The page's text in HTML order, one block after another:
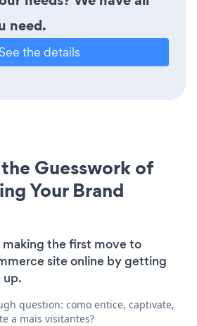
need.
See the details
Guesswork of
Your Brand
the first move to
site online by getting
up.
question: como entice, captivate,
a mais visitantes?